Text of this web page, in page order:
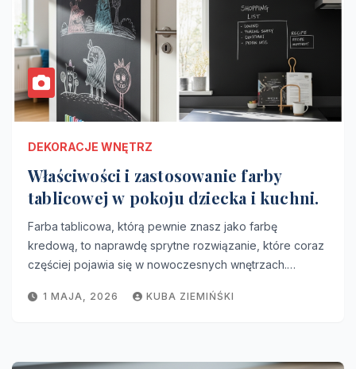
DEKORACJE WNĘTRZ
Właściwości i zastosowanie farby
tablicowej w pokoju dziecka i kuchni.
Farba tablicowa, którą pewnie znasz jako farbę
kredową, to naprawdę sprytne rozwiązanie, które coraz
częściej pojawia się w nowoczesnych wnętrzach.…
1 MAJA, 2026 KUBA ZIEMIŃŚKI